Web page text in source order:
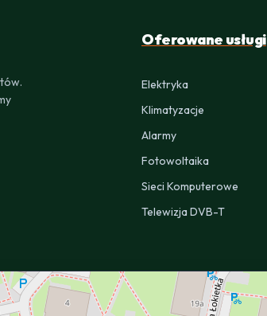
Oferowane usługi
Elektryka
Klimatyzacje
Alarmy
Fotowoltaika
Sieci Komputerowe
Telewizja DVB-T